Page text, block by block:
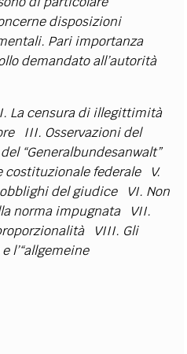
disposizioni
Pari importanza
demandato all’autorità
La censura di illegittimità
III. Osservazioni del
“Generalbundesanwalt”
costituzionale federale
V.
del giudice
VI. Non
norma impugnata
VII.
VIII. Gli
l’“allgemeine